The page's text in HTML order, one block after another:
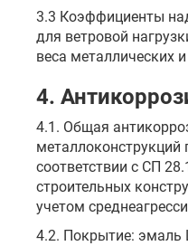
3.3 Коэффициенты
для ветровой
веса металлических
4.
4.1. Общая
металлоконструкций
соответствии с СП
строительных
учетом
4.2. Покрытие: эмаль